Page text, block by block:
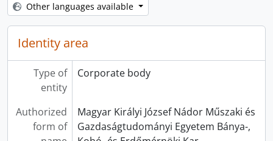
Other languages available
Identity area
Type of
entity
Corporate body
Authorized
form of
Magyar Királyi József Nádor Műszaki és
Gazdaságtudományi Egyetem Bánya-,